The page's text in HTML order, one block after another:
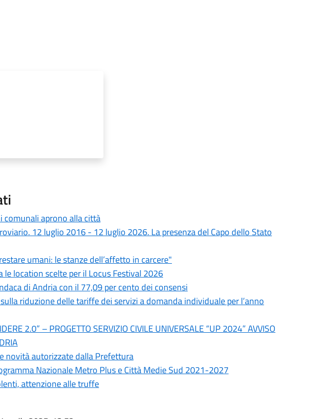
comunali aprono alla città
12 luglio 2016 - 12 luglio 2026. La presenza del Capo dello Stato
umani: le stanze dell’affetto in carcere"
le location scelte per il Locus Festival 2026
di Andria con il 77,09 per cento dei consensi
riduzione delle tariffe dei servizi a domanda individuale per l’anno
2.0” – PROGETTO SERVIZIO CIVILE UNIVERSALE “UP 2024” AVVISO
novità autorizzate dalla Prefettura
Nazionale Metro Plus e Città Medie Sud 2021-2027
attenzione alle truffe